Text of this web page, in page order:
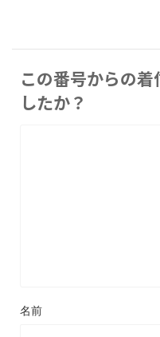
この番号からの
したか？
名前